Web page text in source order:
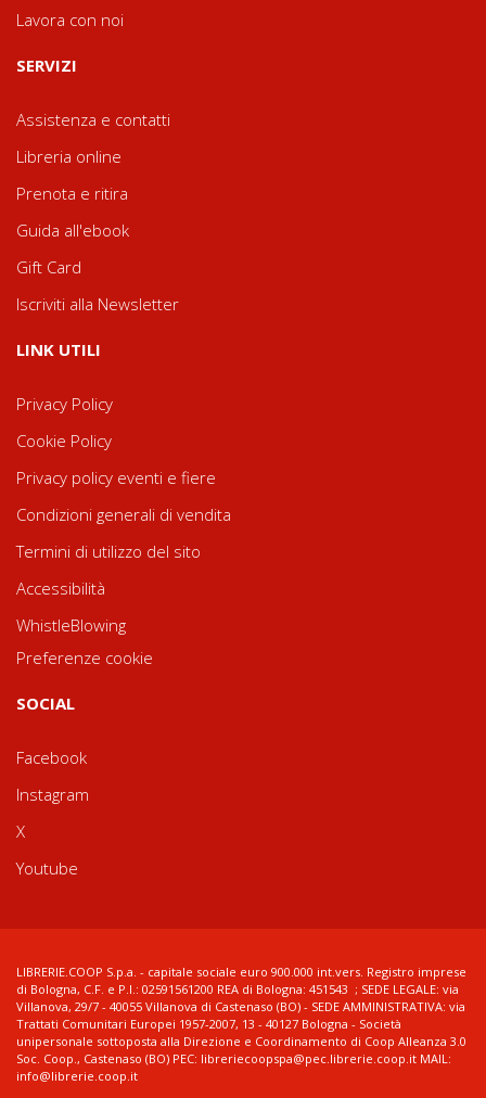
Lavora con noi
SERVIZI
Assistenza e contatti
Libreria online
Prenota e ritira
Guida all'ebook
Gift Card
Iscriviti alla Newsletter
LINK UTILI
Privacy Policy
Cookie Policy
Privacy policy eventi e fiere
Condizioni generali di vendita
Termini di utilizzo del sito
Accessibilità
WhistleBlowing
Preferenze cookie
SOCIAL
Facebook
Instagram
X
Youtube
LIBRERIE.COOP S.p.a. - capitale sociale euro 900.000 int.vers. Registro imprese
di Bologna, C.F. e P.I.: 02591561200 REA di Bologna: 451543 ; SEDE LEGALE: via
Villanova, 29/7 - 40055 Villanova di Castenaso (BO) - SEDE AMMINISTRATIVA: via
Trattati Comunitari Europei 1957-2007, 13 - 40127 Bologna - Società
unipersonale sottoposta alla Direzione e Coordinamento di Coop Alleanza 3.0
Soc. Coop., Castenaso (BO) PEC: libreriecoopspa@pec.librerie.coop.it MAIL:
info@librerie.coop.it